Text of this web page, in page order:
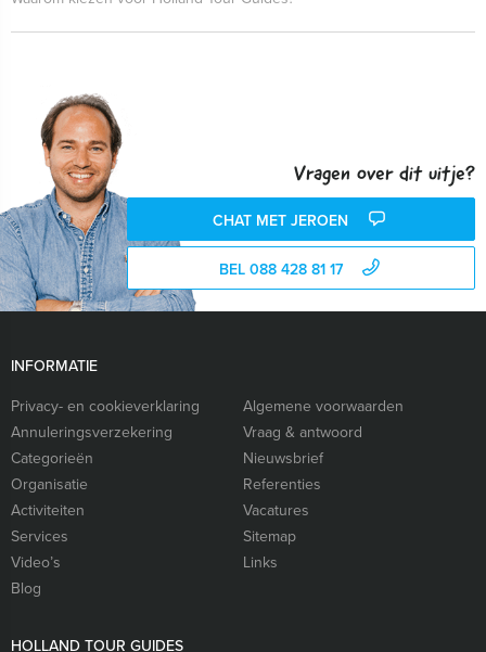
Vragen over dit uitje?
CHAT MET JEROEN
BEL 088 428 81 17
INFORMATIE
Privacy- en cookieverklaring
Algemene voorwaarden
Annuleringsverzekering
Vraag & antwoord
Categorieën
Nieuwsbrief
Organisatie
Referenties
Activiteiten
Vacatures
Services
Sitemap
Video’s
Links
Blog
HOLLAND TOUR GUIDES